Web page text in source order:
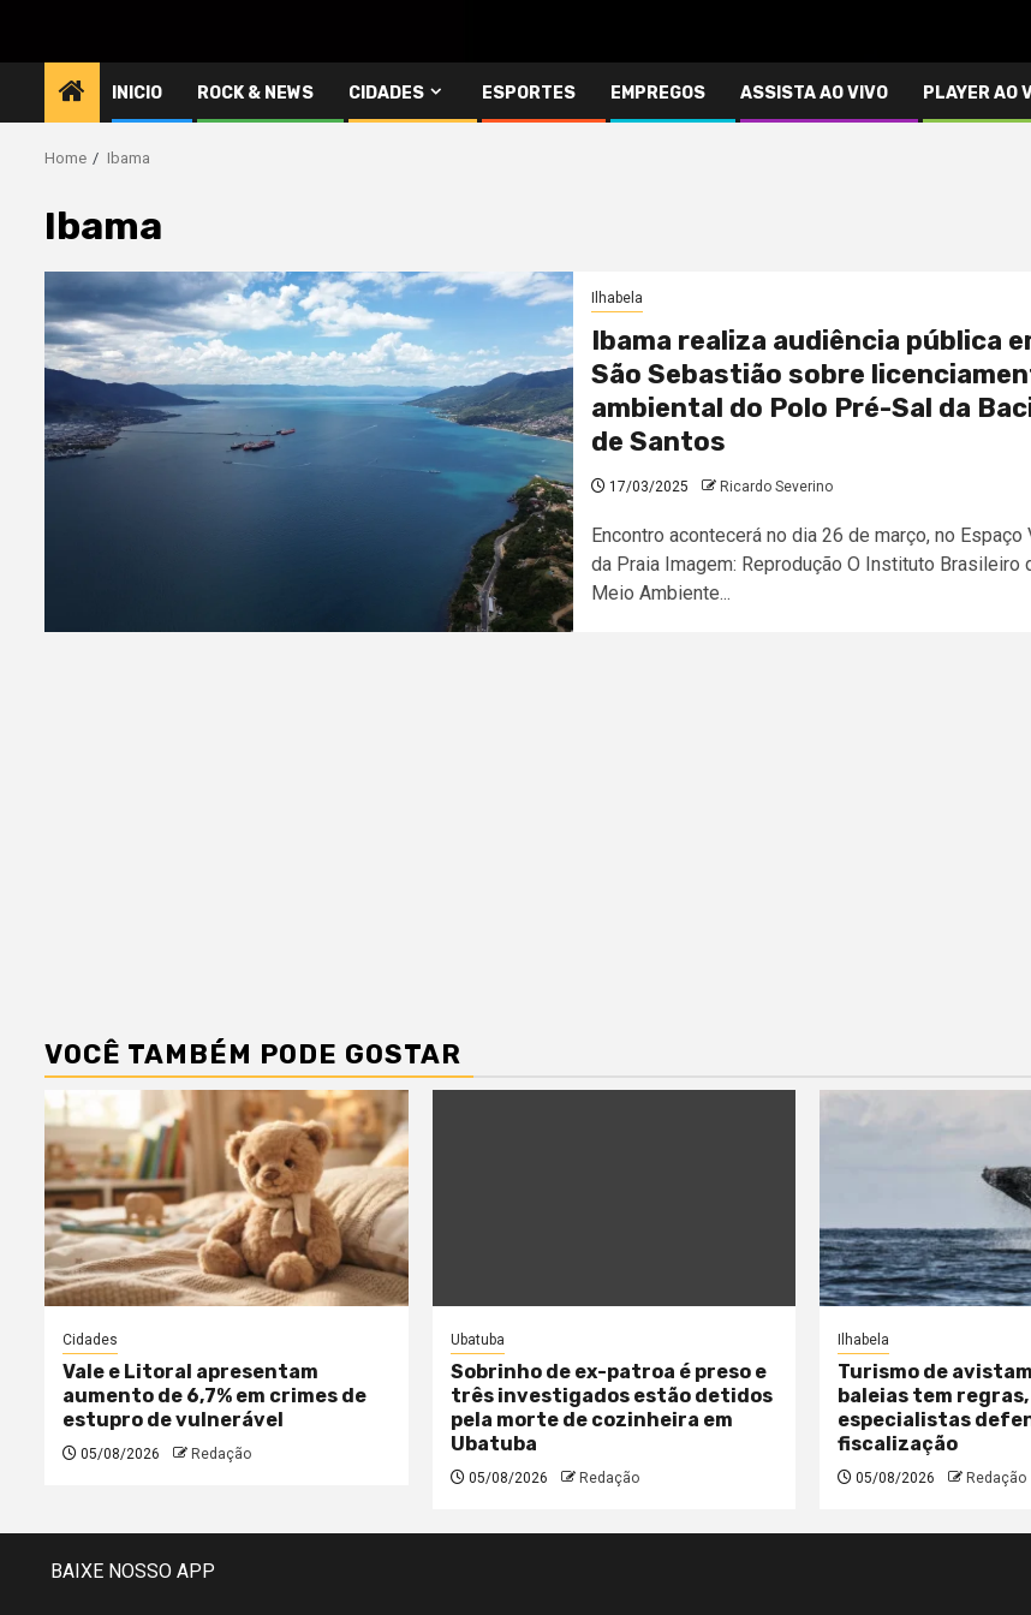
INICIO ROCK & NEWS CIDADES ESPORTES EMPREGOS ASSISTA AO VIVO PLAYER AO
Home Ibama
Ibama
Ilhabela
Ibama realiza audiência pública
São Sebastião sobre
ambiental do Polo Pré-Sal da
de Santos
17/03/2025 Ricardo Severino
Encontro acontecerá no dia 26 de março, no Espaço
da Praia Imagem: Reprodução O Instituto Brasileiro
Meio Ambiente...
VOCÊ TAMBÉM PODE GOSTAR
Cidades
Vale e Litoral apresentam
aumento de 6,7% em crimes de
estupro de vulnerável
05/08/2026 Redação
Ubatuba
Sobrinho de ex-patroa é preso e
três investigados estão detidos
pela morte de cozinheira em
Ubatuba
05/08/2026 Redação
Ilhabela
Turismo de
baleias tem regras,
especialistas
fiscalização
05/08/2026 Redação
BAIXE NOSSO APP